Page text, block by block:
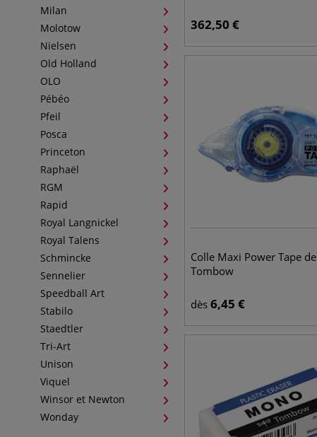
Milan
Molotow
Nielsen
Old Holland
OLO
Pébéo
Pfeil
Posca
Princeton
Raphaël
RGM
Rapid
Royal Langnickel
Royal Talens
Schmincke
Sennelier
Speedball Art
Stabilo
Staedtler
Tri-Art
Unison
Viquel
Winsor et Newton
Wonday
362,50 €
Colle Maxi Power Tape de
Tombow
dès 6,45 €